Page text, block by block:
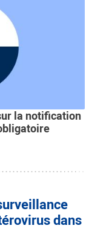
la notification
dans